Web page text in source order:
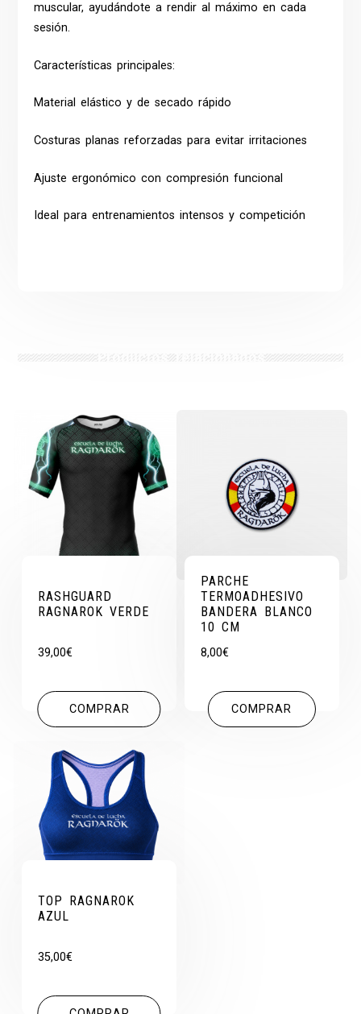
muscular, ayudándote a rendir al máximo en cada
sesión.
Características principales:
Material elástico y de secado rápido
Costuras planas reforzadas para evitar irritaciones
Ajuste ergonómico con compresión funcional
Ideal para entrenamientos intensos y competición
RASHGUARD
RAGNAROK VERDE
39,00€
COMPRAR
PARCHE
TERMOADHESIVO
BANDERA BLANCO
10 CM
8,00€
COMPRAR
TOP RAGNAROK
AZUL
35,00€